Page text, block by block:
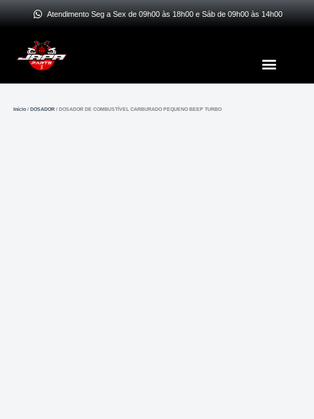
Ir
conteúdo
Atendimento Seg a Sex de 09h00 às 18h00 e Sáb de 09h00 às 14h00
Menu
Início /DOSADOR / DOSADOR DE COMBUSTÍVEL CARBURADO PEQUENO BEEP TURBO